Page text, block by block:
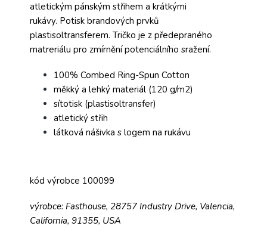
atletickým pánským střihem a krátkými
rukávy. Potisk brandových prvků
plastisoltransferem. Tričko je z předepraného
matreriálu pro zmírnění potenciálního sražení.
100% Combed Ring-Spun Cotton
měkký a lehký materiál (120 g/m2)
sítotisk (plastisoltransfer)
atletický střih
látková nášivka s logem na rukávu
kód výrobce 100099
výrobce: Fasthouse, 28757 Industry Drive, Valencia,
California, 91355, USA